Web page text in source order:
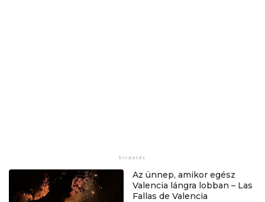
Az ünnep, amikor egész
Valencia lángra lobban – Las
Fallas de Valencia